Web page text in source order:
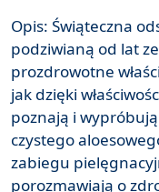
Opis: Świąteczna
podziwianą od lat
prozdrowotne
jak dzięki
poznają i
czystego
zabiegu
porozmawiają o